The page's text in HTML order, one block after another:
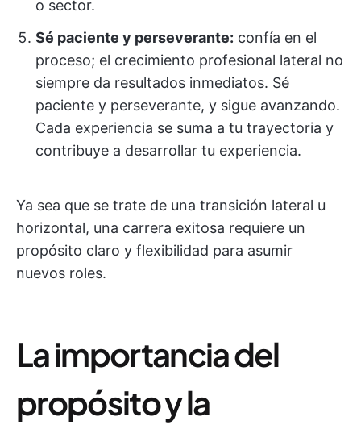
o sector.
Sé paciente y perseverante: confía en el
proceso; el crecimiento profesional lateral no
siempre da resultados inmediatos. Sé
paciente y perseverante, y sigue avanzando.
Cada experiencia se suma a tu trayectoria y
contribuye a desarrollar tu experiencia.
Ya sea que se trate de una transición lateral u
horizontal, una carrera exitosa requiere un
propósito claro y flexibilidad para asumir
nuevos roles.
La importancia del
propósito y la